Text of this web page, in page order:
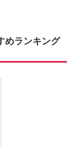
めランキング